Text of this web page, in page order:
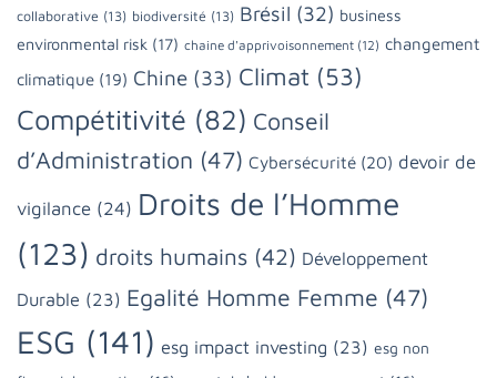
collaborative (13) biodiversité (13) Brésil (32) business
environmental risk (17) chaine d'apprivoisonnement (12) changement
climatique (19) Chine (33) Climat (53)
Compétitivité (82) Conseil
d’Administration (47) Cybersécurité (20) devoir de
vigilance (24) Droits de l’Homme
(123) droits humains (42) Développement
Durable (23) Egalité Homme Femme (47)
ESG (141) esg impact investing (23) esg non